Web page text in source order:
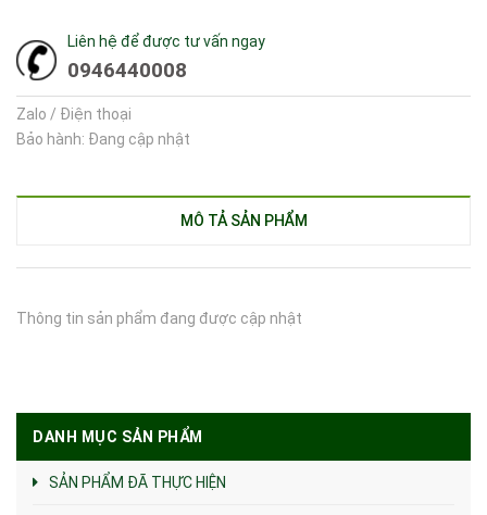
Liên hệ để được tư vấn ngay
0946440008
Zalo / Điện thoại
Bảo hành: Đang cập nhật
MÔ TẢ SẢN PHẨM
Thông tin sản phẩm đang được cập nhật
DANH MỤC SẢN PHẨM
SẢN PHẨM ĐÃ THỰC HIỆN